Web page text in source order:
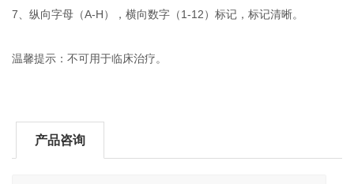
7、纵向字母（A-H），横向数字（1-12）标记，标记清晰。
温馨提示：不可用于临床治疗。
产品咨询